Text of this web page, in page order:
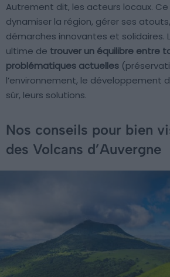
Autrement dit, les acteurs locaux.
dynamiser la région, gérer ses
démarches innovantes et solidaires.
ultime de trouver un équilibre entre
problématiques actuelles
l’environnement, le développement
sûr, leurs solutions.
Nos conseils pour bien
des Volcans d’Auvergne